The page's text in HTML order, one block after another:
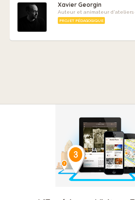
Xavier Georgin
Auteur et animateur d'ateliers
PROJET PÉDAGOGIQUE